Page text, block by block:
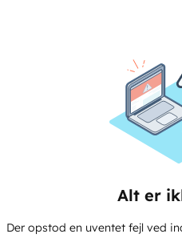
Alt er
Der opstod en uventet fejl ved